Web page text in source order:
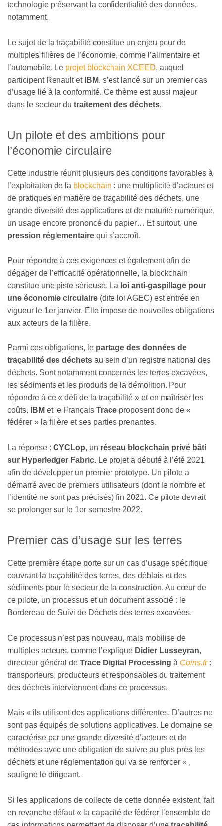
technologie préservant la confidentialité des données,
notamment.
Le sujet de la traçabilité constitue un enjeu pour de
multiples filières de l’économie, comme l’alimentaire et
l’automobile. Le projet blockchain XCEED, auquel
participent Renault et IBM, s’est lancé sur un premier cas
d’usage lié à la conformité. Ce thème est aussi majeur
dans le secteur du traitement des déchets.
Un pilote et des ambitions pour
l’économie circulaire
Cette industrie réunit plusieurs des conditions favorables à
l’exploitation de la blockchain : une multiplicité d’acteurs et
de pratiques en matière de traçabilité des déchets, une
grande diversité des applications et de maturité numérique,
un usage encore prononcé du papier… Et surtout, une
pression réglementaire qui s’accroît.
Pour répondre à ces exigences et également afin de
dégager de l’efficacité opérationnelle, la blockchain
constitue une piste sérieuse. La loi anti-gaspillage pour
une économie circulaire (dite loi AGEC) est entrée en
vigueur le 1er janvier. Elle impose de nouvelles obligations
aux acteurs de la filière.
Parmi ces obligations, le partage des données de
traçabilité des déchets au sein d’un registre national des
déchets. Sont notamment concernés les terres excavées,
les sédiments et les produits de la démolition. Pour
répondre à ce « défi de la traçabilité » et en maîtriser les
coûts,
IBM et le Français Trace proposent donc de «
fédérer » la filière et ses parties prenantes.
La réponse : CYCLop, un réseau blockchain privé bâti
sur Hyperledger Fabric. Le projet a débuté à l’été 2021
afin de développer un premier prototype. Un pilote a
démarré avec de premiers utilisateurs (dont le nombre et
l’identité ne sont pas précisés) fin 2021. Ce pilote devrait
se prolonger sur le 1er semestre 2022.
Premier cas d’usage sur les terres
Cette première étape porte sur un cas d’usage spécifique
couvrant la traçabilité des terres, des déblais et des
sédiments pour le secteur de la construction. Au cœur de
ce pilote, un processus et un document associé : le
Bordereau de Suivi de Déchets des terres excavées.
Ce processus n’est pas nouveau, mais mobilise de
multiples acteurs, comme l’explique Didier Lusseyran,
directeur général de Trace Digital Processing à Coins.fr:
transporteurs, producteurs et responsables du traitement
des déchets interviennent dans ce processus.
Mais « ils utilisent des applications différentes. D’autres ne
sont pas équipés de solutions applicatives. Le domaine se
caractérise par une grande diversité d’acteurs et de
méthodes avec une obligation de suivre au plus près les
déchets et une réglementation qui va se renforcer » ,
souligne le dirigeant.
Si les applications de collecte de cette donnée existent, fait
en revanche défaut « la capacité de fédérer l’ensemble de